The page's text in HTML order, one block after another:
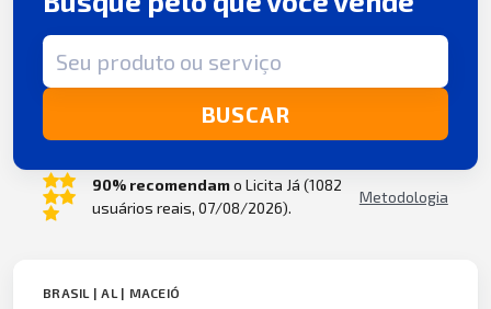
Termo de busca
BUSCAR
90% recomendamo Licita Já (1082
usuários reais, 07/08/2026).
Metodologia
BRASIL | AL | MACEIÓ